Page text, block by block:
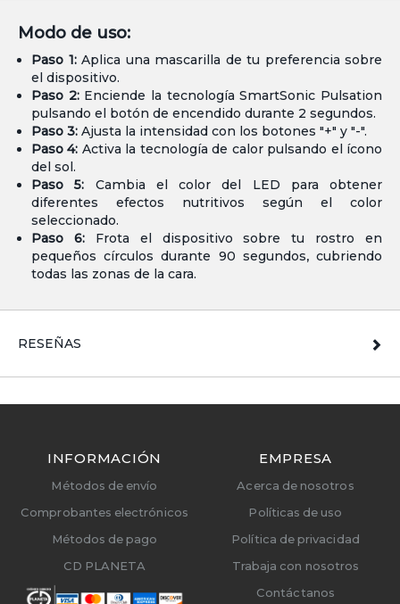
Modo de uso:
Paso 1:Aplica una mascarilla de tu preferencia sobre
el dispositivo.
Paso 2:Enciende la tecnología SmartSonic Pulsation
pulsando el botón de encendido durante 2 segundos.
Paso 3: Ajusta la intensidad con los botones "+" y "-".
Paso 4: Activa la tecnología de calor pulsando el ícono
del sol.
Paso 5: Cambia el color del LED para obtener
diferentes efectos nutritivos según el color
seleccionado.
Paso 6:Frota el dispositivo sobre tu rostro en
pequeños círculos durante 90 segundos, cubriendo
todas las zonas de la cara.
RESEÑAS
INFORMACIÓN
Métodos de envío
Comprobantes electrónicos
Métodos de pago
CD PLANETA
EMPRESA
Acerca de nosotros
Políticas de uso
Política de privacidad
Trabaja con nosotros
Contáctanos